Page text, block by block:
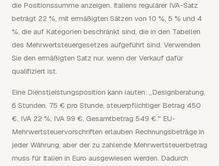
die Positionssumme anzeigen. Italiens regulärer IVA-Satz
beträgt 22 %, mit ermäßigten Sätzen von 10 %, 5 % und 4
%, die auf Kategorien beschränkt sind, die in den Tabellen
des Mehrwertsteuergesetzes aufgeführt sind. Verwenden
Sie den ermäßigten Satz nur, wenn der Verkauf dafür
qualifiziert ist.
Eine Dienstleistungsposition kann lauten: „Designberatung,
6 Stunden, 75 € pro Stunde, steuerpflichtiger Betrag 450
€, IVA 22 %, IVA 99 €, Gesamtbetrag 549 €." EU-
Mehrwertsteuervorschriften erlauben Rechnungsbeträge in
jeder Währung, aber der zu zahlende Mehrwertsteuerbetrag
muss für Italien in Euro ausgewiesen werden. Dadurch